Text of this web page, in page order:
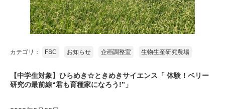
カテゴリ： FSC お知らせ 企画調整室 生物生産研究農場
【中学生対象】ひらめき☆ときめきサイエンス「 体験！ベリー
研究の最前線“君も育種家になろう!”」